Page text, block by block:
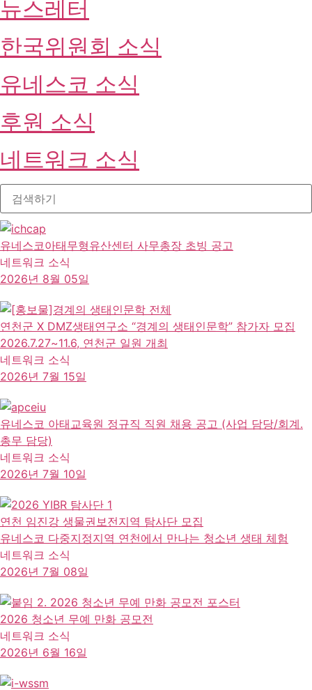
뉴스레터
한국위원회 소식
유네스코 소식
후원 소식
네트워크 소식
유네스코아태무형유산센터 사무총장 초빙 공고
네트워크 소식
2026년 8월 05일
연천군 X DMZ생태연구소 “경계의 생태인문학” 참가자 모집
2026.7.27~11.6, 연천군 일원 개최
네트워크 소식
2026년 7월 15일
유네스코 아태교육원 정규직 직원 채용 공고 (사업 담당/회계․
총무 담당)
네트워크 소식
2026년 7월 10일
연천 임진강 생물권보전지역 탐사단 모집
유네스코 다중지정지역 연천에서 만나는 청소년 생태 체험
네트워크 소식
2026년 7월 08일
2026 청소년 무예 만화 공모전
네트워크 소식
2026년 6월 16일